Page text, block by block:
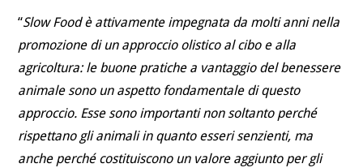
“Slow Food è attivamente impegnata da molti anni nella
promozione di un approccio olistico al cibo e alla
agricoltura: le buone pratiche a vantaggio del benessere
animale sono un aspetto fondamentale di questo
approccio. Esse sono importanti non soltanto perché
rispettano gli animali in quanto esseri senzienti, ma
anche perché costituiscono un valore aggiunto per gli